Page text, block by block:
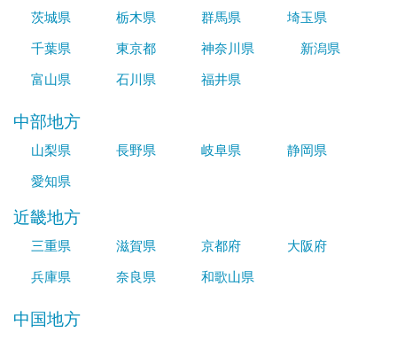
茨城県 栃木県 群馬県
埼玉県
千葉県
東京都 神奈川県
新潟県
富山県
石川県 福井県
中部地方
山梨県 長野県 岐阜県
静岡県
愛知県
近畿地方
三重県 滋賀県 京都府
大阪府
兵庫県
奈良県 和歌山県
中国地方